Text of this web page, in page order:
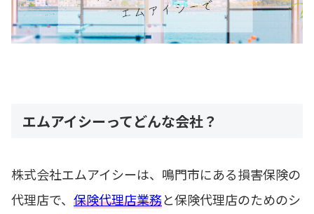
エムアイシーってどんな会社？
株式会社エムアイシーは、鳴門市にある損害保険の
代理店で、 保険代理店業務と保険代理店のためのシ